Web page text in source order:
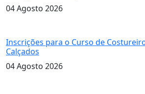
04 Agosto 2026
Inscrições para o Curso de
Calçados
04 Agosto 2026